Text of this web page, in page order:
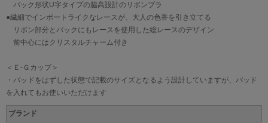
バック形状U字タイプの脇高設計のリボンブラ
●繊細でインポートライクなレースが、大人の色香を引き立てる
リボン部分とバックにもレースを使用した総レースのデザイン
前中心にはクリスタルチャーム付き
＜Ｅ-Ｇカップ＞
・パッドをはずした状態で記載のサイズとなるよう設計していますが、パッド
を入れてもお使いいただけます
ブランド